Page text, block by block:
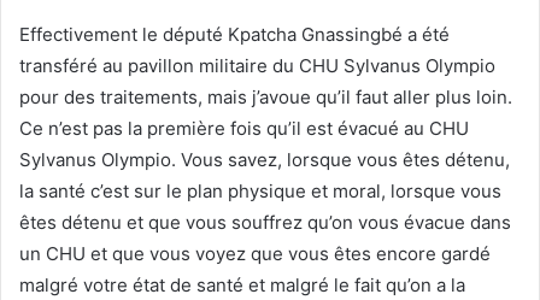
Effectivement le député Kpatcha Gnassingbé a été
transféré au pavillon militaire du CHU Sylvanus Olympio
pour des traitements, mais j’avoue qu’il faut aller plus loin.
Ce n’est pas la première fois qu’il est évacué au CHU
Sylvanus Olympio. Vous savez, lorsque vous êtes détenu,
la santé c’est sur le plan physique et moral, lorsque vous
êtes détenu et que vous souffrez qu’on vous évacue dans
un CHU et que vous voyez que vous êtes encore gardé
malgré votre état de santé et malgré le fait qu’on a la